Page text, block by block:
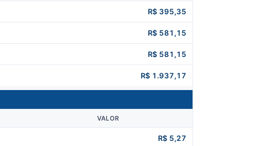
R$ 395,35
R$ 581,15
R$ 581,15
R$ 1.937,17
VALOR
R$ 5,27